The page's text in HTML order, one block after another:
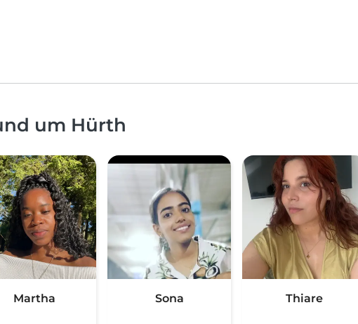
um Hürth
Martha Sona Thiare